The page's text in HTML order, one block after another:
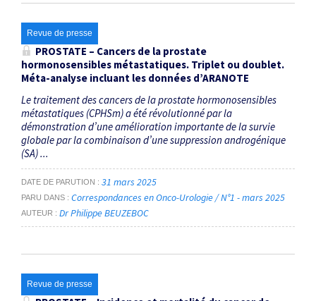
Revue de presse
PROSTATE – Cancers de la prostate
hormonosensibles métastatiques. Triplet ou doublet.
Méta-analyse incluant les données d’ARANOTE
Le traitement des cancers de la prostate hormono­sensibles
métastatiques (CPHSm) a été révolutionné par la
démonstration d’une amélioration importante de la survie
globale par la combinaison d’une suppression androgénique
(SA) ...
DATE DE PARUTION 31 mars 2025
PARU DANS Correspondances en Onco-Urologie / N°1 - mars 2025
AUTEUR Dr Philippe BEUZEBOC
Revue de presse